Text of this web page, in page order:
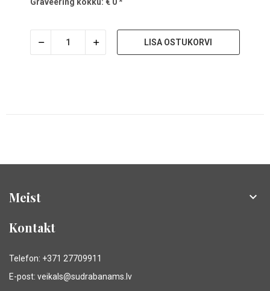
Graveering kokku: € 0*
LISA OSTUKORVI
Meist 
Kontakt
Telefon: +371 27709911
E-post: veikals@sudrabanams.lv